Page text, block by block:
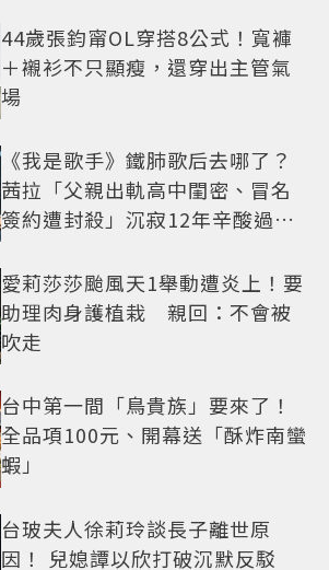
44歲張鈞甯OL穿搭8公式！寬褲
＋襯衫不只顯瘦，還穿出主管氣
場
《我是歌手》鐵肺歌后去哪了？
茜拉「父親出軌高中閨密、冒名
簽約遭封殺」沉寂12年辛酸過往
愛莉莎莎颱風天1舉動遭炎上！要
助理肉身護植栽 親回：不會被
吹走
台中第一間「鳥貴族」要來了！
全品項100元、開幕送「酥炸南蠻
蝦」
台玻夫人徐莉玲談長子離世原
因！ 兒媳譚以欣打破沉默反駁